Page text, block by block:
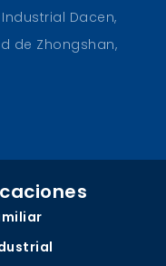
Dacen,
de Zhongshan,